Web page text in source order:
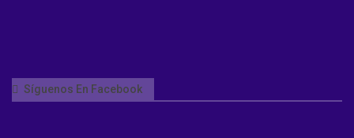
Síguenos En Facebook